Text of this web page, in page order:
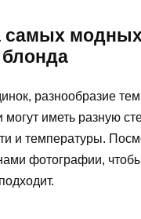
самых модных
разнообразие
иметь разную
и температуры.
фотографии, чтобы